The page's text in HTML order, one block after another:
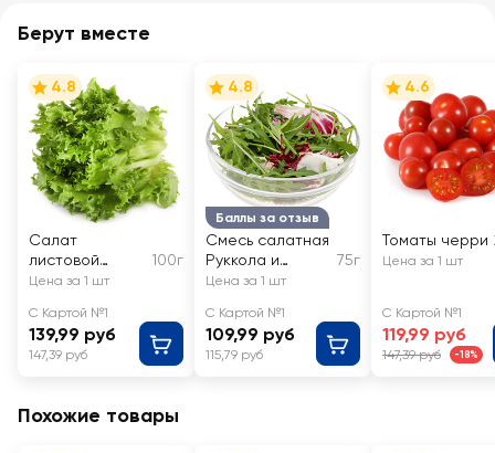
Берут вместе
4.8
Салат
листовой
Фриллис
100г
Цена за 1 шт
С Картой №1
139,99 руб
147,39 руб
Баллы за отзыв
4.8
Смесь салатная
Руккола и
Радиччио
75г
Цена за 1 шт
С Картой №1
109,99 руб
115,79 руб
4.6
Томаты черри
Цена за 1 шт
С Картой №1
119,99 руб
147,39 руб -18%
Похожие товары